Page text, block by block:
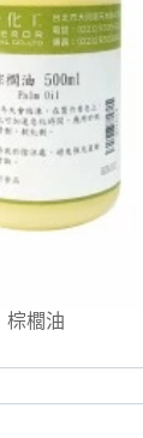
棕櫚油